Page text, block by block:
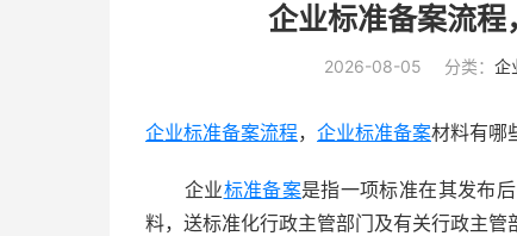
企业标准备案流
2026-08-05 分类： 企
企业标准备案流程， 企业标准备案材料有哪
企业标准备案是指一项标准在其发布
料，送标准化行政主管部门及有关行政主